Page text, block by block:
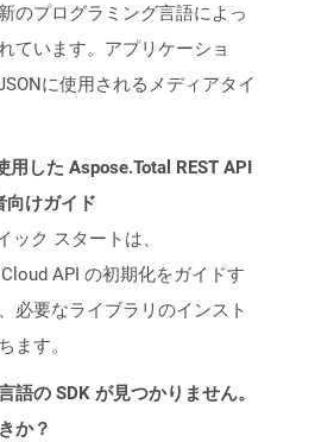
のプログラミング言語によっ
ています。アプリケーショ
に使用されるメディアタイ
用した Aspose.Total REST API
向けガイド
ック スタートは、
API の初期化をガイドす
必要なライブラリのインスト
ます。
語の SDK が見つかりません。
か？